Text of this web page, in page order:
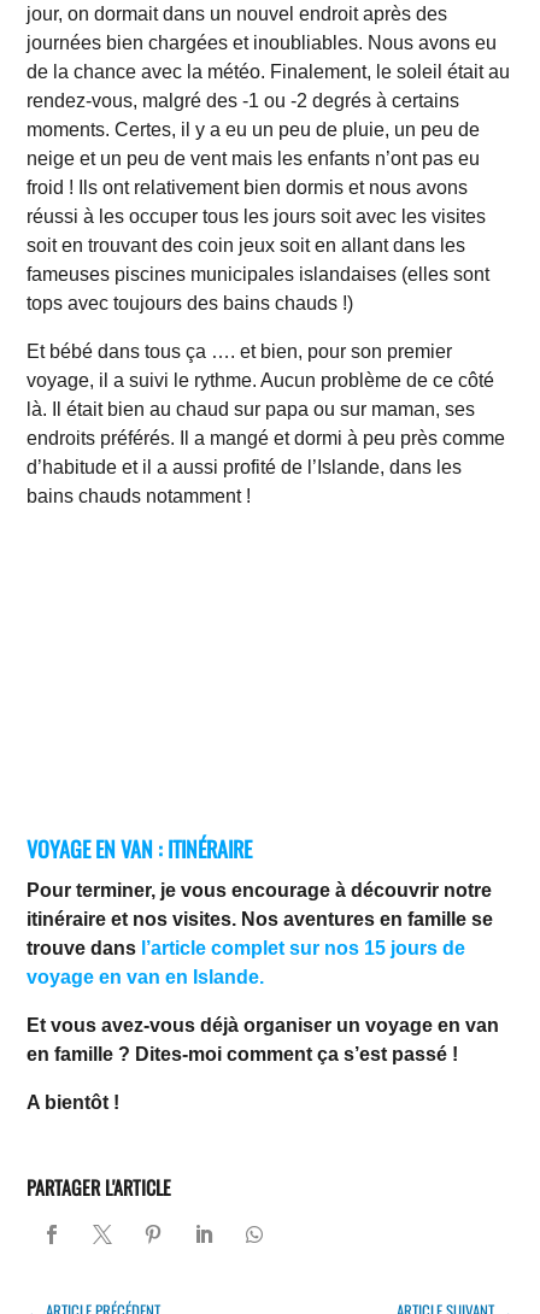
jour, on dormait dans un nouvel endroit après des
journées bien chargées et inoubliables. Nous avons eu
de la chance avec la météo. Finalement, le soleil était au
rendez-vous, malgré des -1 ou -2 degrés à certains
moments. Certes, il y a eu un peu de pluie, un peu de
neige et un peu de vent mais les enfants n’ont pas eu
froid ! Ils ont relativement bien dormis et nous avons
réussi à les occuper tous les jours soit avec les visites
soit en trouvant des coin jeux soit en allant dans les
fameuses piscines municipales islandaises (elles sont
tops avec toujours des bains chauds !)
Et bébé dans tous ça …. et bien, pour son premier
voyage, il a suivi le rythme. Aucun problème de ce côté
là. Il était bien au chaud sur papa ou sur maman, ses
endroits préférés. Il a mangé et dormi à peu près comme
d’habitude et il a aussi profité de l’Islande, dans les
bains chauds notamment !
VOYAGE EN VAN : ITINÉRAIRE
Pour terminer, je vous encourage à découvrir notre
itinéraire et nos visites. Nos aventures en famille se
trouve dans l’article complet sur nos 15 jours de
voyage en van en Islande.
Et vous avez-vous déjà organiser un voyage en van
en famille ? Dites-moi comment ça s’est passé !
A bientôt !
PARTAGER L'ARTICLE